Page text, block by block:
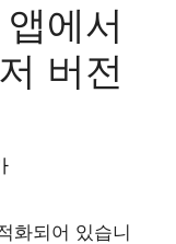
에서
버전
화되어 있습니